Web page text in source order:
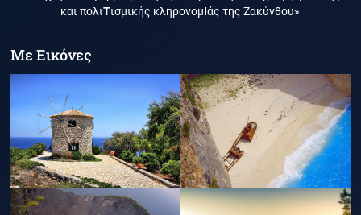
και πολιΤισμικής κληρονομΙάς της Ζακύνθου»
Με Εικόνες